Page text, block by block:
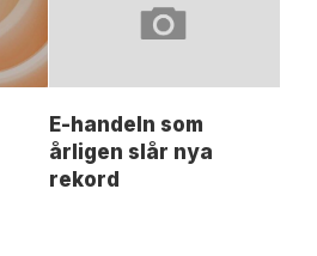
E-handeln som
årligen slår nya
rekord